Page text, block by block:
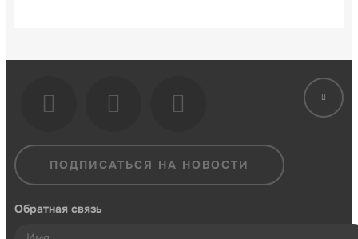
ПОДПИСАТЬСЯ НА НОВОСТИ
Обратная связь